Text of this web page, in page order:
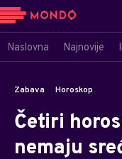
Naslovna Najnovije
Zabava Horoskop
Četiri
nemaju